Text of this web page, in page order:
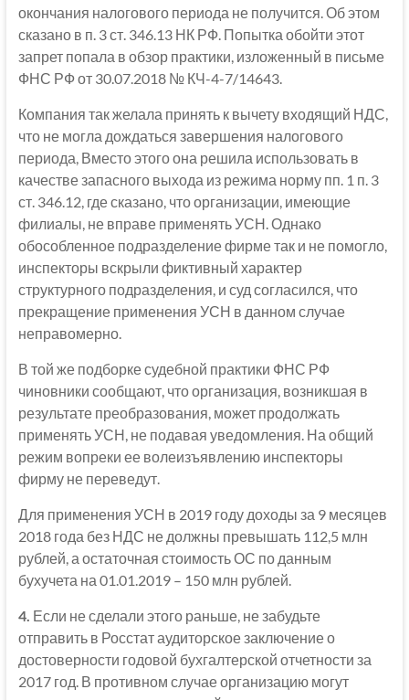
окончания налогового периода не получится. Об этом
сказано в п. 3 ст. 346.13 НК РФ. Попытка обойти этот
запрет попала в обзор практики, изложенный в письме
ФНС РФ от 30.07.2018 № КЧ-4-7/14643.
Компания так желала принять к вычету входящий НДС,
что не могла дождаться завершения налогового
периода, Вместо этого она решила использовать в
качестве запасного выхода из режима норму пп. 1 п. 3
ст. 346.12, где сказано, что организации, имеющие
филиалы, не вправе применять УСН. Однако
обособленное подразделение фирме так и не помогло,
инспекторы вскрыли фиктивный характер
структурного подразделения, и суд согласился, что
прекращение применения УСН в данном случае
неправомерно.
В той же подборке судебной практики ФНС РФ
чиновники сообщают, что организация, возникшая в
результате преобразования, может продолжать
применять УСН, не подавая уведомления. На общий
режим вопреки ее волеизъявлению инспекторы
фирму не переведут.
Для применения УСН в 2019 году доходы за 9 месяцев
2018 года без НДС не должны превышать 112,5 млн
рублей, а остаточная стоимость ОС по данным
бухучета на 01.01.2019 – 150 млн рублей.
4. Если не сделали этого раньше, не забудьте
отправить в Росстат аудиторское заключение о
достоверности годовой бухгалтерской отчетности за
2017 год. В противном случае организацию могут